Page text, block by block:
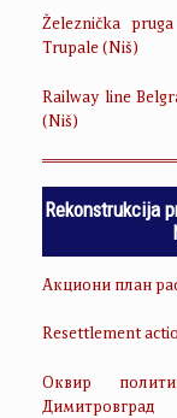
Železnička
Trupale (Niš)
Railway line
(Niš)
Rekonstrukcija
Акциони план
Resettlement
Оквир
Димитровград